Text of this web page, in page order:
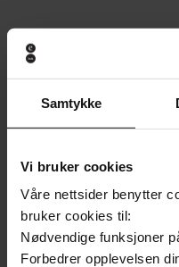
Samtykke
Vi bruker cookies
Våre nettsider benytter
bruker cookies til:
Nødvendige funksjoner
Forbedrer opplevelsen
Andre har også